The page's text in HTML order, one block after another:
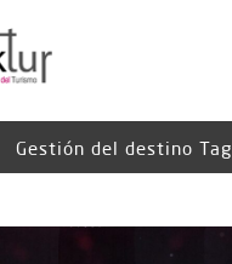
Gestión del destino Tag